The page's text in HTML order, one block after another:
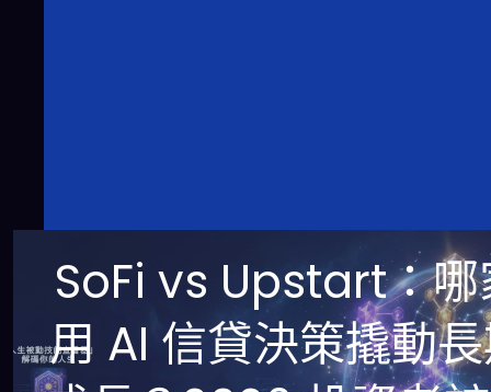
SoFi vs Upstart：哪
用 AI 信貸決策撬動